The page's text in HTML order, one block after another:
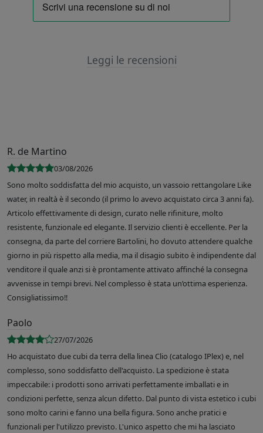
Leggi le recensioni
R. de Martino
03/08/2026
Sono molto soddisfatta del mio acquisto, un vassoio rettangolare Like
water, in realtà è il secondo (il primo lo avevo acquistato circa 3 anni fa).
Articolo effettivamente di design, curato nelle rifiniture, molto
resistente, funzionale ed elegante. Il servizio clienti è eccellente. Per la
consegna, da parte del corriere Bartolini, ho dovuto attendere qualche
giorno in più rispetto alla media, ma il disagio subito è indipendente dal
venditore il quale anzi si è prontamente attivato affinché la consegna
avvenisse in tempi brevi. Nel complesso è stata un’ottima esperienza.
Consigliatissimo!!
Paolo
27/07/2026
Ho acquistato due cubi da terra della linea Clio (catalogo IPlex) e, nel
complesso, sono soddisfatto dell'acquisto. La spedizione è stata
impeccabile: i prodotti sono arrivati perfettamente imballati e in
condizioni perfette, senza alcun difetto. Dal punto di vista estetico i cubi
sono molto carini e fanno una bella figura. Sono anche pratici e
funzionali per l'utilizzo previsto. L'unico aspetto che mi ha lasciato